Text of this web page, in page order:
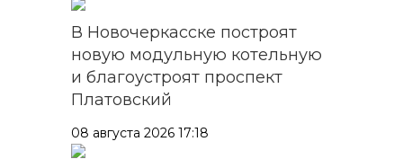
В Новочеркасске построят
новую модульную котельную
и благоустроят проспект
Платовский
08 августа 2026 17:18